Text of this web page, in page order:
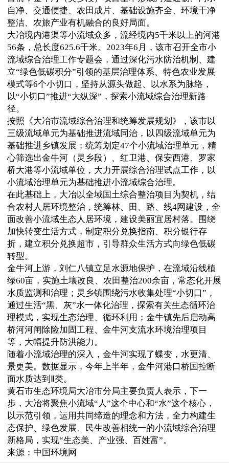
自净、交通便捷、农田成片、基础设施齐全、环境干净
整洁、农旅产业有机融合的良好局面。
大冶境内港渠等小流域众多，流经境内5千米以上的河港
56条，总长度625.6千米。2023年6月，该市召开全市小
流域综合治理工作专题会，通过深化污水防治机制、建
立“绿色低碳积分”引领的基层治理体系、特色农业发展
模式等6个小切口，坚持从源头做起、以水系为脉络，
以“小切口”推进“大纵深”，探索小流域综合治理新路
径。
按照《大冶市流域综合治理和统筹发展规划》，该市以
三级流域单元为基础推进流域同治，以四级流域单元为
基础推进乡镇发展；统筹划定47个小流域治理单元，精
心筛选出金牛河（灵乡段）、红卫港、保安西港、罗家
桥大港等小流域单位，大力开展综合治理试点工作，以
小流域治理单元为基础推进小流域综合治理。
在此基础上，大冶以全域国土综合整治项目为契机，结
合农村人居环境整治，统筹林、田、路、线4网建设，全
面改善小流域生态人居环境，建设美丽宜居村落。围绕
加快转变生活方式，制定积分兑换指南、积分银行存
折，建立积分兑换超市，引导群众生活方式向绿色低碳
转型。
金牛河上游，刘仁八镇立足水源地保护，在流域沿线植
绿60亩，实施土壤改良、农田整治200余亩，常态化开展
水质监测和治理；灵乡镇围绕污水收集处理“小切口”，
通过生活“黑、灰”水一体化治理，探索有关生态循环治
理模式，实现生态治理、循环利用；金牛镇先后启动高
桥河河闸除险加固工程、金牛河支流水环境治理项目
等，大幅提升防洪能力。
随着小流域治理的深入，金牛河实现了蝶变，水更清、
景更美。数据显示，今年上半年，金牛河港口桥国控断
面水质达到Ⅱ类。
黄石市生态环境局大冶市分局主要负责人表示，下一
步，大冶将聚焦小流域“人”这个中心和“水”这个核心，
以示范引领，运用共同缔造的理念和方法，全力构建生
态保护、绿色发展、民生改善相统一的小流域综合治理
新格局，实现“生态美、产业强、百姓富”。
来源：中国环境网